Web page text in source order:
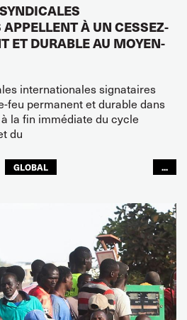
À UN CESSEZ-
ET DURABLE AU MOYEN-
internationales signataires
feu permanent et durable dans
la fin immédiate du cycle
du
GLOBAL
...